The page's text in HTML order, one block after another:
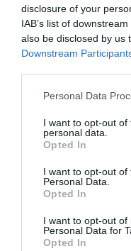
disclosure of your
IAB’s list of
also be disclosed by us
Downstream
Personal Data
I want to opt-out
personal data.
Opted In
I want to opt-out of
Personal Data.
Opted In
I want to opt-out of
Personal Data for
Opted In